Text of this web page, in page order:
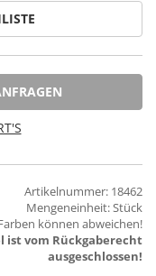
Artikelnummer: 18462
Mengeneinheit: Stück
können abweichen!
ist vom Rückgaberecht
ausgeschlossen!